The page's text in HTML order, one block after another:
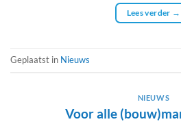
Lees verder →
Geplaatst in Nieuws
NIEUWS
Voor alle